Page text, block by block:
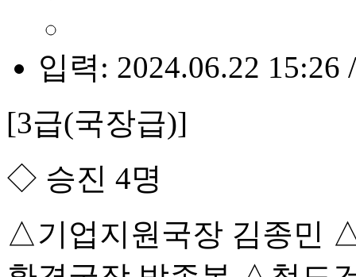
입력: 2024.06.22 15:26
[3급(국장급)]
◇ 승진 4명
△기업지원국장 김종민